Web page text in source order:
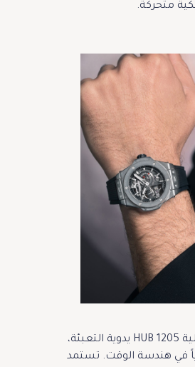
متحركة.
في قلب الساعة تنبض آلية HUB 1205 يدوية التعبئة،
في هندسة الوقت. تستمد